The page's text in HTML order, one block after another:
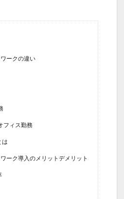
ークの違い
フィス勤務
は
ーク導入のメリットデメリット